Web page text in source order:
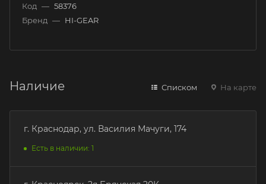
Код — 58376
Бренд — HI-GEAR
Наличие Списком На карте
г. Краснодар, ул. Василия Мачуги, 174
Есть в наличии: 1